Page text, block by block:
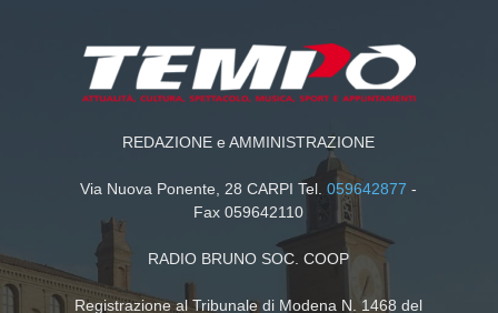
REDAZIONE e AMMINISTRAZIONE
Via Nuova Ponente, 28 CARPI Tel.059642877 -
Fax 059642110
RADIO BRUNO SOC. COOP
Registrazione al Tribunale di Modena N. 1468 del